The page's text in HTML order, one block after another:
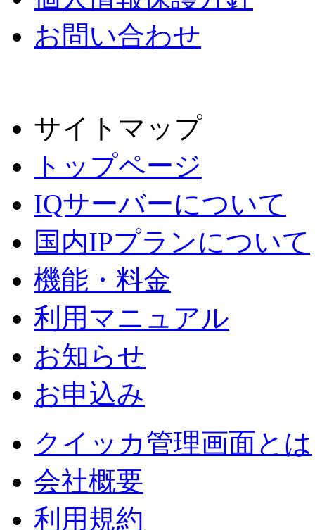
お問い合わせ
サイトマップ
トップページ
IQサーバーについて
国内IPプランについて
機能・料金
利用マニュアル
お知らせ
お申込み
クイッカ管理画面とは
会社概要
利用規約